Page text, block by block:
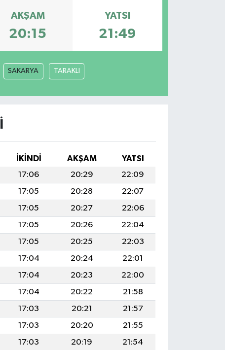
AKŞAM
20:15
YATSI
21:49
SAKARYA TARAKLI
İKINDI AKŞAM
YATSI
17:06 20:29
22:09
17:05 20:28
22:07
17:05 20:27
22:06
17:05 20:26
22:04
17:05 20:25
22:03
17:04 20:24
22:01
17:04 20:23
22:00
17:04 20:22
21:58
17:03 20:21
21:57
17:03 20:20
21:55
17:03 20:19
21:54